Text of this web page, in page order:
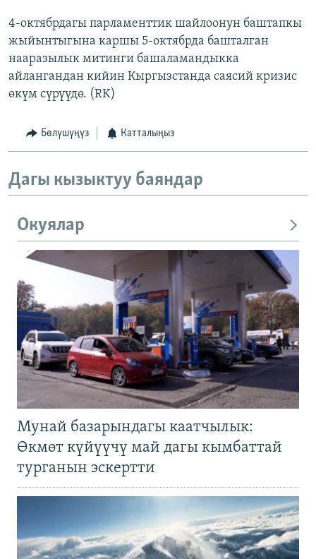
4-октябрдагы парламенттик шайлоонун баштапкы
жыйынтыгына каршы 5-октябрда башталган
нааразылык митинги башаламандыкка
айлангандан кийин Кыргызстанда саясий кризис
өкүм сүрүүдө. (RK)
Бөлүшүңүз Катталыңыз
Дагы кызыктуу баяндар
Окуялар
Мунай базарындагы каатчылык:
Өкмөт күйүүчү май дагы кымбаттай
турганын эскертти